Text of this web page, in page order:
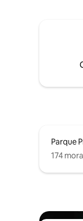
de veículos
casais e
buscam
Parque
174